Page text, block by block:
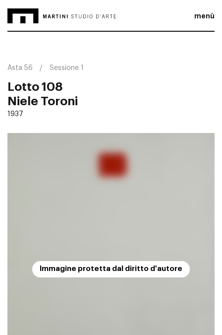
menù
Asta 56 Sessione 1
Lotto 108
Niele Toroni
1937
Immagine protetta dal diritto d'autore